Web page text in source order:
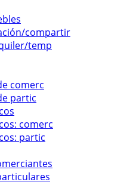
compartir
temp
comerc
partic
comerc
partic